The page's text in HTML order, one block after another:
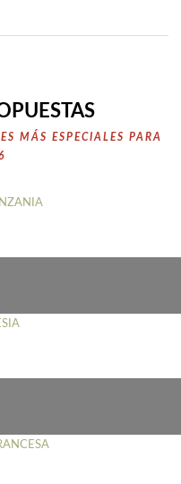
MÁS ESPECIALES PARA